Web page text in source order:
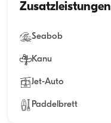
Zusatzleistungen
Seabob
Kanu
Jet-Auto
Paddelbrett